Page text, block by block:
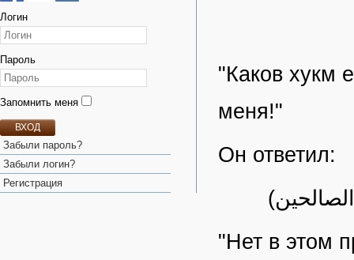
Логин
Пароль
Запомнить меня
ВХОД
Забыли пароль?
Забыли логин?
Регистрация
"Каков хукм
меня!"
Он ответил:
"Нет в этом